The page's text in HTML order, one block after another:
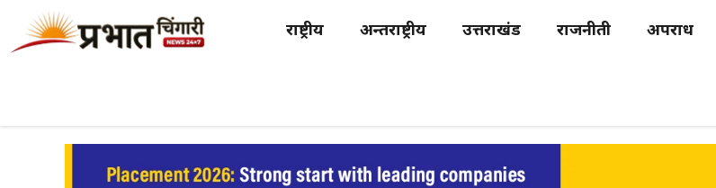
राष्ट्रीय अन्तर्राष्ट्रीय उत्तराखंड राजनीती अपराध